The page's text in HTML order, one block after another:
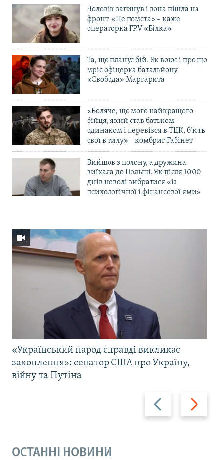
Чоловік загинув і вона пішла на
фронт. «Це помста» – каже
операторка FPV «Білка»
Та, що планує бій. Як воює і про що
мріє офіцерка батальйону
«Свобода» Маргарита
«Боляче, що мого найкращого
бійця, який став батьком-
одинаком і перевівся в ТЦК, б’ють
свої в тилу» – комбриг Габінет
Вийшов з полону, а дружина
виїхала до Польщі. Як після 1000
днів неволі вибратися «із
психологічної і фінансової ями»
Назад Вперед
«Український народ справді викликає
захоплення»: сенатор США про Україну,
війну та Путіна
ОСТАННІ НОВИНИ